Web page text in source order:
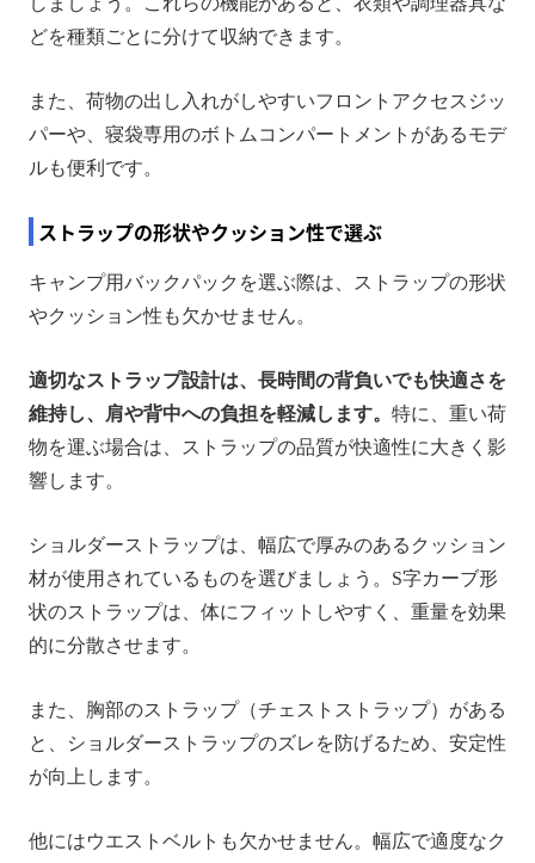
どを種類ごとに分けて収納できます。
また、荷物の出し入れがしやすいフロントアクセスジッ
パーや、寝袋専用のボトムコンパートメントがあるモデ
ルも便利です。
ストラップの形状やクッション性で選ぶ
キャンプ用バックパックを選ぶ際は、ストラップの形状
やクッション性も欠かせません。
適切なストラップ設計は、長時間の背負いでも快適さを
維持し、肩や背中への負担を軽減します。 特に、重い荷
物を運ぶ場合は、ストラップの品質が快適性に大きく影
響します。
ショルダーストラップは、幅広で厚みのあるクッション
材が使用されているものを選びましょう。S字カーブ形
状のストラップは、体にフィットしやすく、重量を効果
的に分散させます。
また、胸部のストラップ（チェストストラップ）がある
と、ショルダーストラップのズレを防げるため、安定性
が向上します。
他にはウエストベルトも欠かせません。幅広で適度なク